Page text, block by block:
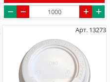
Арт. 13273